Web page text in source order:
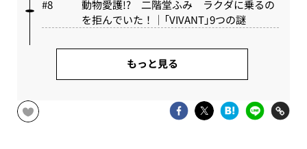
動物愛護!? 二階堂ふみ ラクダに乗るの
を拒んでいた！｜「VIVANT」9つの謎
もっと見る